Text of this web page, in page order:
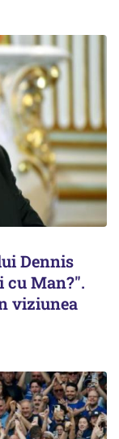
Dennis
cu Man?".
viziunea